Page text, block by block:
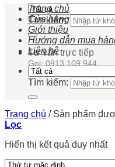
Tìm kiếm:
Tư vấn trực tiếp
Gọi: 0913 109 944
Trang chủ
Cửa hàng
Giới thiệu
Hướng dẫn mua
Liên hệ
Tìm kiếm:
Trang chủ /Sản phẩm
Lọc
Hiển thị kết quả duy nhất